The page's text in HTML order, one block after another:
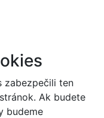
zabezpečili ten
Ak budete
budeme